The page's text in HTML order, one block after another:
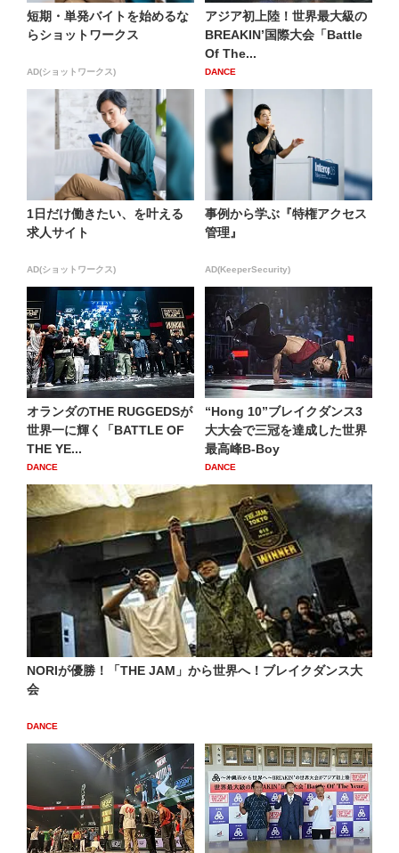
短期・単発バイトを始めるな
らショットワークス
AD(ショットワークス)
アジア初上陸！世界最大級の
BREAKIN’国際大会「Battle
Of The...
DANCE
1日だけ働きたい、を叶える
求人サイト
AD(ショットワークス)
事例から学ぶ『特権アクセス
管理』
AD(KeeperSecurity)
オランダのTHE RUGGEDSが
世界一に輝く「BATTLE OF
THE YE...
DANCE
“Hong 10”ブレイクダンス3
大大会で三冠を達成した世界
最高峰B-Boy
DANCE
NORIが優勝！「THE JAM」から世界へ！ブレイクダンス大
会
DANCE